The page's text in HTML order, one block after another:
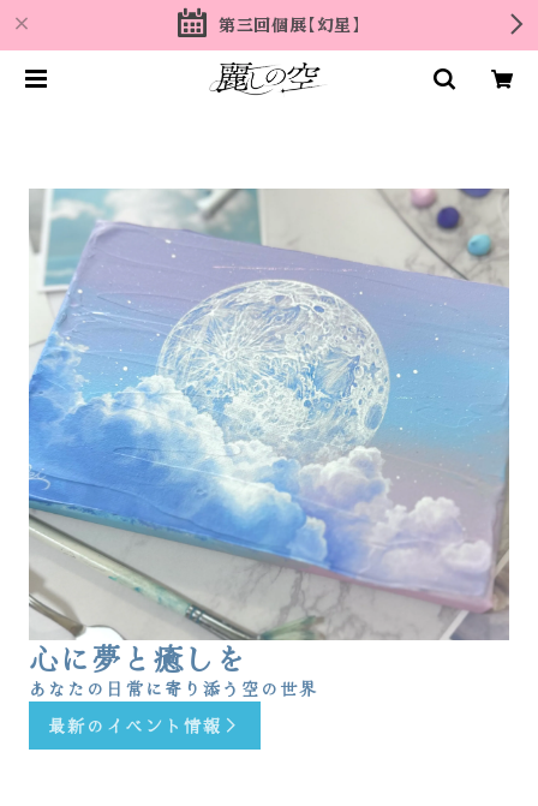
第三回個展【幻星】
心に夢と癒しを
あなたの日常に寄り添う空の世界
最新のイベント情報